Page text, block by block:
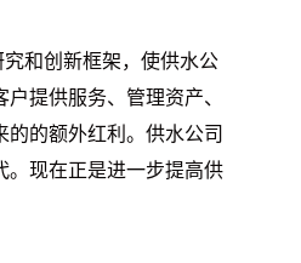
究和创新框架，使供水公
提供服务、管理资产、
的额外红利。供水公司
。现在正是进一步提高供